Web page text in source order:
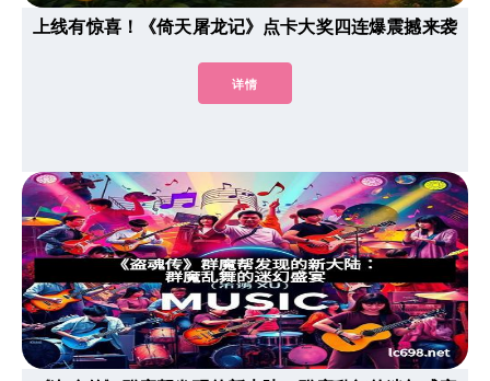
上线有惊喜！《倚天屠龙记》点卡大奖四连爆震撼来袭
详情